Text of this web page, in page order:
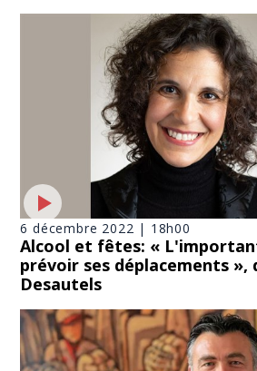
6 décembre 2022 | 18h00
Alcool et fêtes: «
prévoir ses déplacements »,
Desautels